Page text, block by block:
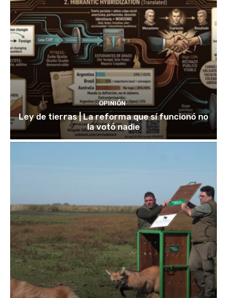
OPINIÓN
Ley de tierras | La reforma que sí funcionó no
la votó nadie